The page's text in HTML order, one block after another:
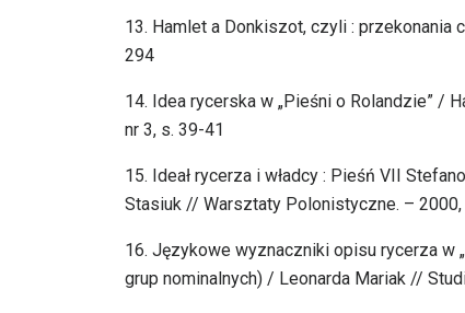
13. Hamlet a Donkiszot, czyli : przekonania
294
14. Idea rycerska w „Pieśni o Rolandzie” /
nr 3, s. 39-41
15. Ideał rycerza i władcy : Pieśń VII
Stasiuk // Warsztaty Polonistyczne. – 2000,
16. Językowe wyznaczniki opisu rycerza w
grup nominalnych) / Leonarda Mariak //